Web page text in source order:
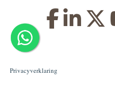
Privacyverklaring